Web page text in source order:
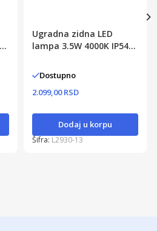
Ugradna zidna LED
lampa 3.5W 4000K IP54
Dostupno
2.099,00 RSD
Dodaj u korpu
Šifra: L2930-13